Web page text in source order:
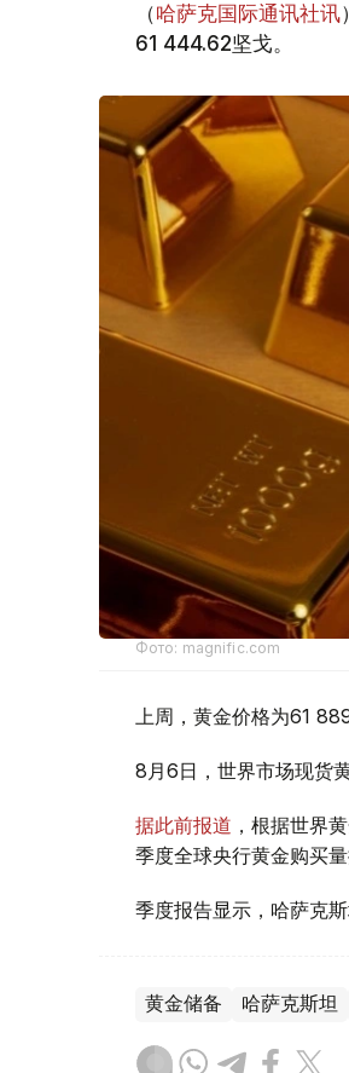
（哈萨克国际通讯社讯
61 444.62坚戈。
Фото: magnific.com
上周，黄金价格为61
8月6日，世界市场现货
据此前报道 ，根据世界
季度全球央行黄金购买
季度报告显示，哈萨克
黄金储备 哈萨克斯坦